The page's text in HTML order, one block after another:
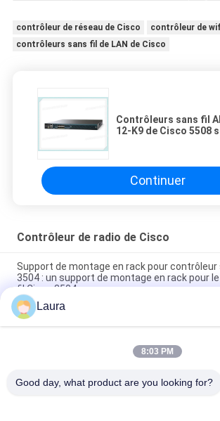
contrôleur de réseau de Cisco
contrôleur de
contrôleurs sans fil de LAN de Cisco
Contrôleurs sans fil
12-K9 de Cisco 5508
Continuer
Contrôleur de radio de Cisco
Support de montage en rack pour contrôleur
3504 : un support de montage en rack pour
fil Cisco 3504
C9800-80-K9 Cisco Catalyst 9800-80
GE ou 6x 10 GE + 2x 1 GE SFP+/SFP
C9800-40-K9 Cisco Catalyst 9800-40
Laura
8:03 PM
Good day, what product are you looking for?